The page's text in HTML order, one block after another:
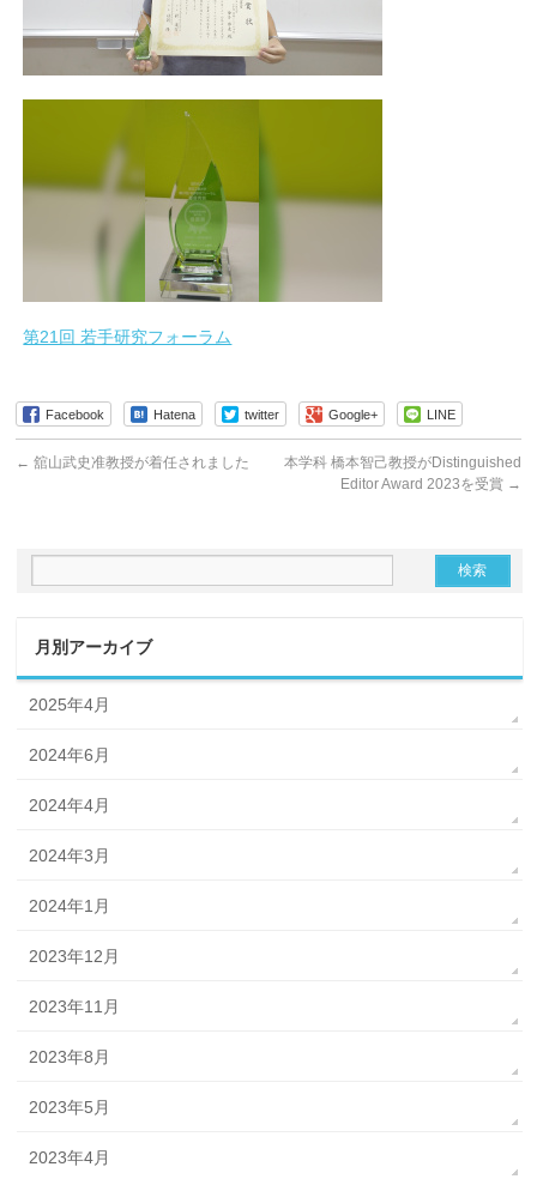
第21回 若手研究フォーラム
Facebook Hatena twitter Google+ LINE
← 舘山武史准教授が着任されました
本学科 橋本智己教授がDistinguished
Editor Award 2023を受賞 →
月別アーカイブ
2025年4月
2024年6月
2024年4月
2024年3月
2024年1月
2023年12月
2023年11月
2023年8月
2023年5月
2023年4月